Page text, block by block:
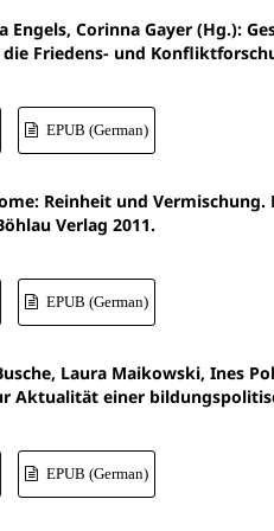
Engels, Corinna Gayer (Hg.):
Friedens- und
EPUB (German)
Reinheit und
Verlag 2011.
EPUB (German)
Laura Maikowski, Ines
Aktualität einer
EPUB (German)